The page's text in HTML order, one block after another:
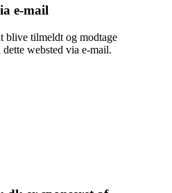
e-mail
blive tilmeldt og modtage
websted via e-mail.